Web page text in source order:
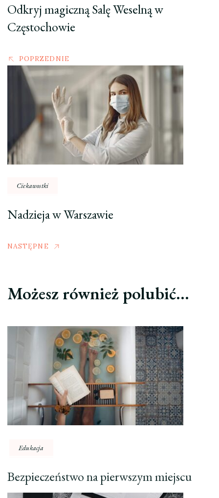
Odkryj magiczną Salę Weselną w
Częstochowie
POPRZEDNIE
Ciekawostki
Nadzieja w Warszawie
NASTĘPNE
Możesz również polubić…
Edukacja
Bezpieczeństwo na pierwszym miejscu